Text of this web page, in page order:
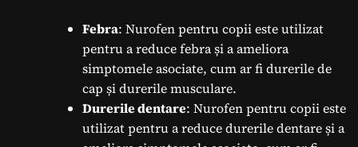
Febra: Nurofen pentru copii este utilizat
pentru a reduce febra și a ameliora
simptomele asociate, cum ar fi durerile de
cap și durerile musculare.
Durerile dentare: Nurofen pentru copii este
utilizat pentru a reduce durerile dentare și a